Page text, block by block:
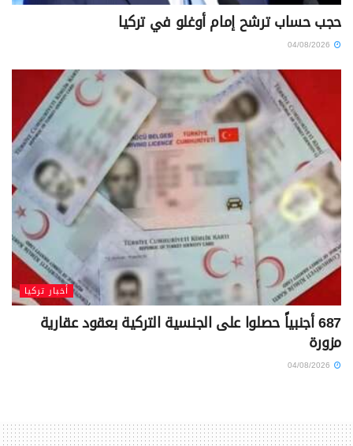
حجب حساب ترشح إمام أوغلو في تركيا
أخبار تركيا
687 أجنبياً حصلوا على الجنسية التركية بعقود عقارية
مزورة